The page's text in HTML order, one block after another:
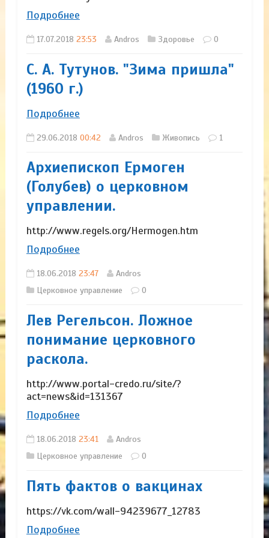
Подробнее
17.07.2018 23:53 Andros Здоровье 0
С. А. Тутунов. "Зима пришла"
(1960 г.)
Подробнее
29.06.2018 00:42 Andros Живопись 1
Архиепископ Ермоген
(Голубев) о церковном
управлении.
http://www.regels.org/Hermogen.htm
Подробнее
18.06.2018 23:47
Andros
Церковное управление
0
Лев Регельсон. Ложное
понимание церковного
раскола.
http://www.portal-credo.ru/site/?
act=news&id=131367
Подробнее
18.06.2018 23:41
Andros
Церковное управление
0
Пять фактов о вакцинах
https://vk.com/wall-94239677_12783
Подробнее